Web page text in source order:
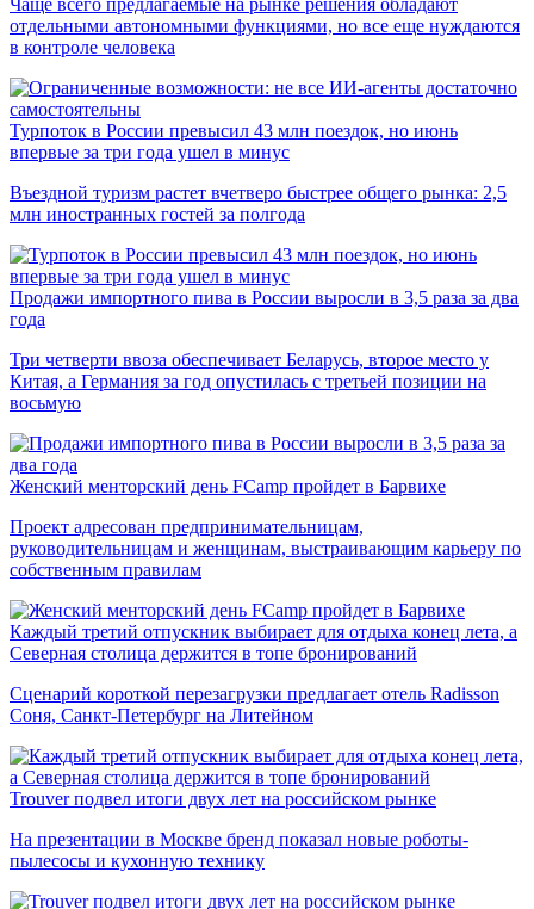
Чаще всего предлагаемые на рынке решения обладают
отдельными автономными функциями, но все еще нуждаются
в контроле человека
Турпоток в России превысил 43 млн поездок, но июнь
впервые за три года ушел в минус
Въездной туризм растет вчетверо быстрее общего рынка: 2,5
млн иностранных гостей за полгода
Продажи импортного пива в России выросли в 3,5 раза за два
года
Три четверти ввоза обеспечивает Беларусь, второе место у
Китая, а Германия за год опустилась с третьей позиции на
восьмую
Женский менторский день FCamp пройдет в Барвихе
Проект адресован предпринимательницам,
руководительницам и женщинам, выстраивающим карьеру по
собственным правилам
Каждый третий отпускник выбирает для отдыха конец лета, а
Северная столица держится в топе бронирований
Сценарий короткой перезагрузки предлагает отель Radisson
Соня, Санкт-Петербург на Литейном
Trouver подвел итоги двух лет на российском рынке
На презентации в Москве бренд показал новые роботы-
пылесосы и кухонную технику